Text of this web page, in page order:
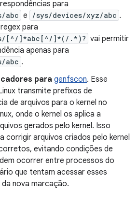
para
abc e /sys/devices/xyz/abc .
para
[^/]*abc[^/]*(/.*)? vai permitir
apenas para
abc .
para genfscon. Esse
transmite prefixos de
de arquivos para o kernel no
onde o kernel os aplica a
gerados pelo kernel. Isso
corrigir arquivos criados pelo kernel
evitando condições de
ocorrer entre processos do
que tentam acessar esses
nova marcação.